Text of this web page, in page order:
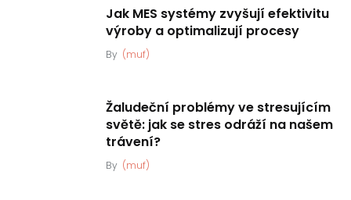
Jak MES systémy zvyšují efektivitu
výroby a optimalizují procesy
By (muf)
Žaludeční problémy ve stresujícím
světě: jak se stres odráží na našem
trávení?
By (muf)